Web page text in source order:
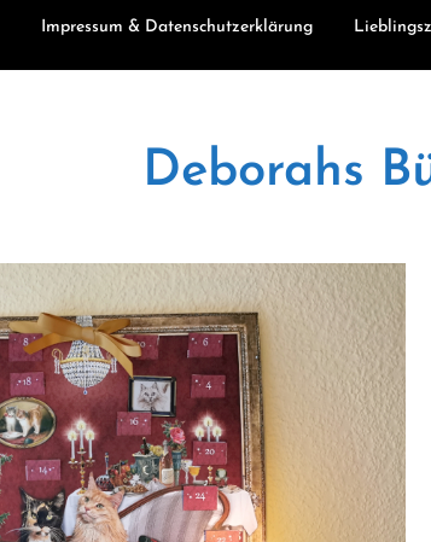
Impressum & Datenschutzerklärung
Deborahs